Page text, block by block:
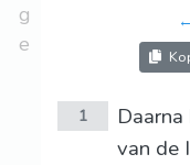
g
e
1
van de